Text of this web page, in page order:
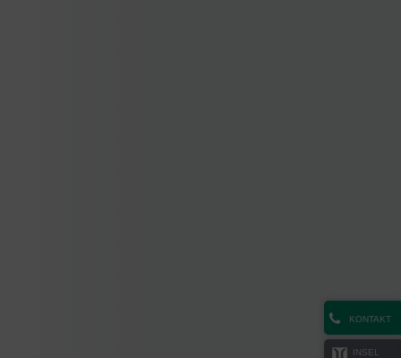
KONTAKT
INSEL